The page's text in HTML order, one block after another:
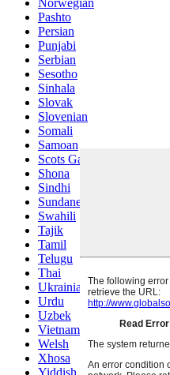
Pashto
Persian
Punjabi
Serbian
Sesotho
Sinhala
Slovak
Slovenian
Somali
Samoan
Scots Gaelic
Shona
Sindhi
Sundanese
Swahili
Tajik
Tamil
Telugu
Thai
Ukrainian
Urdu
Uzbek
Vietnamese
Welsh
Xhosa
Yiddish